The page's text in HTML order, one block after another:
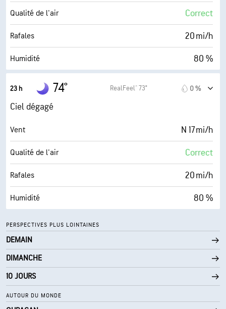
Visibilité 10 mi
Plafond nuageux 30000 pi
Qualité de l'air Correct
Rafales 20 mi/h
Humidité 80 %
Point de rosée
AccuLumen Brightness Index™
Couverture nuageuse 0 %
Visibilité 10 mi
Plafond nuageux 30000 pi
23 h 74° RealFeel® 73° 0 %
Ciel dégagé
Vent N 17 mi/h
Qualité de l'air Correct
Rafales 20 mi/h
Humidité 80 %
AccuLumen Brightness Index™ 0 (Sombre)
Couverture nuageuse 0 %
Visibilité 10 mi
PERSPECTIVES PLUS LOINTAINES
DEMAIN
DIMANCHE
10 JOURS
AUTOUR DU MONDE